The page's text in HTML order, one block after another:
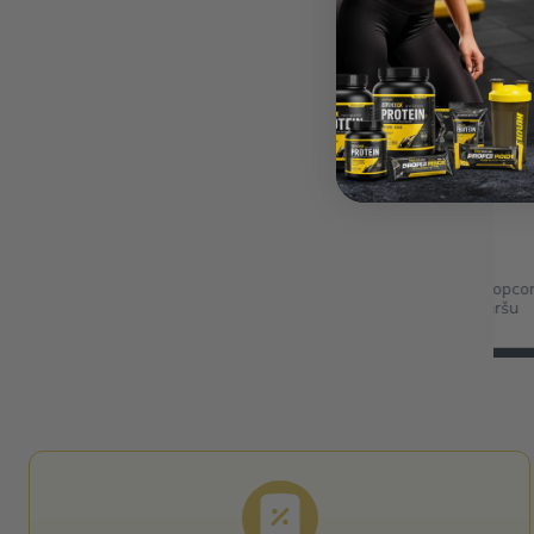
Madara M. Verified Buyer
Favorīts
Vienas no garšīgākajām
popkorna graudiņus, ļooooti
popkornam kinoteātrī. Saldas,
True Dates Caramel
karameļu popkorna garšu